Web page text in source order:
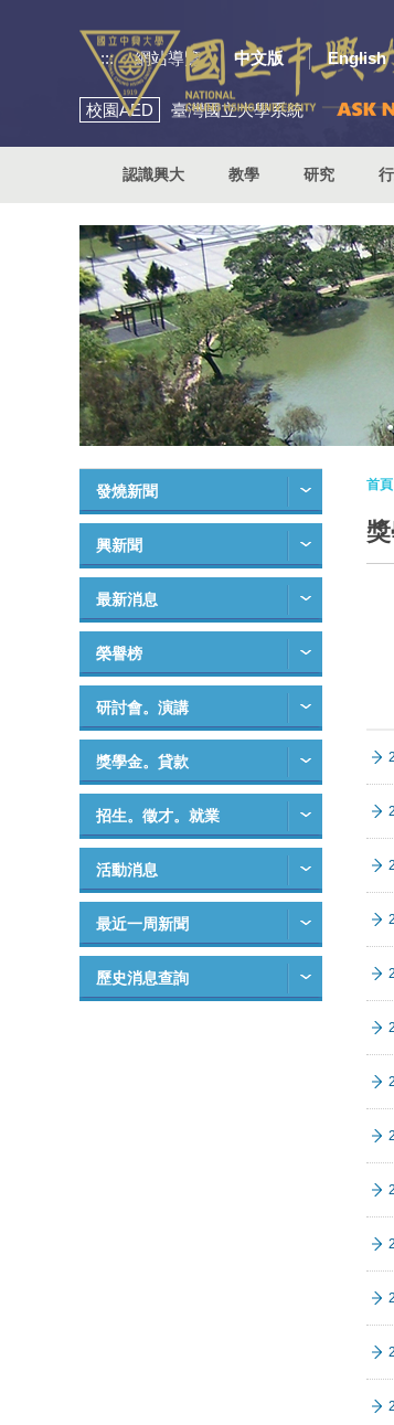
::: 網站導覽 中文版 English
校園AED 臺灣國立大學系統
認識興大 教學 研究
發燒新聞
興新聞
最新消息
榮譽榜
研討會。演講
獎學金。貸款
招生。徵才。就業
活動消息
最近一周新聞
歷史消息查詢
首頁